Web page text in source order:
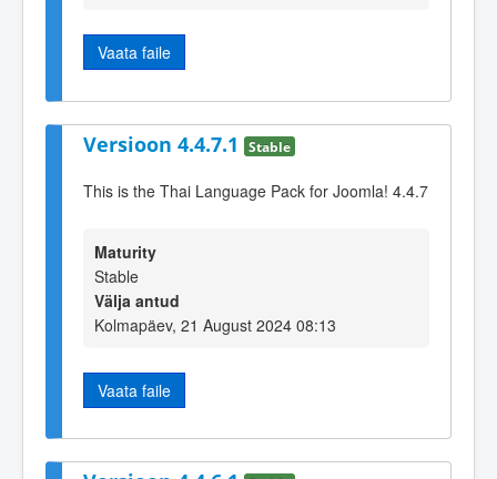
Vaata faile
Versioon 4.4.7.1 Stable
This is the Thai Language Pack for Joomla! 4.4.7
Maturity
Stable
Välja antud
Kolmapäev, 21 August 2024 08:13
Vaata faile